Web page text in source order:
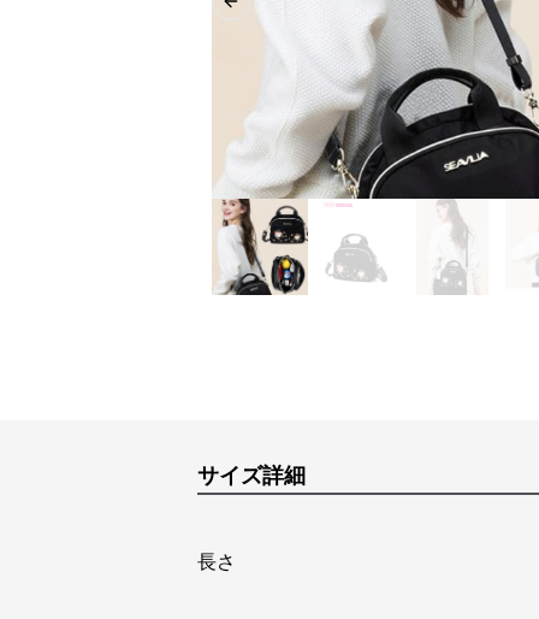
Previous slide
サイズ詳細
長さ